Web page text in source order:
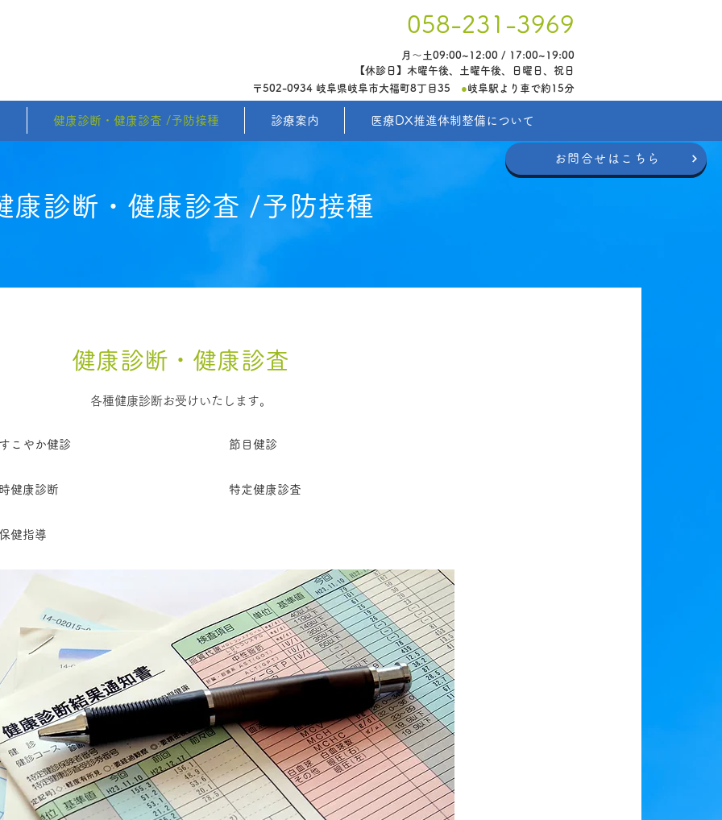
お問合せはこちら
058-231-3969
月〜土09:00~12:00 / 17:00~19:00
【休診日】木曜午後、土曜午後、日曜日、祝日
〒502-0934 岐阜県岐阜市大福町8丁目35 ●岐阜駅より車で約15分
健康診断・健康診査 /予防接種 診療案内 医療DX推進体制整備について
康診断・健康診査 /予防接種
健康診断・健康診査
各種健康診断お受けいたします。
こやか健診
健康診断
健指導
節目健診
特定健康診査